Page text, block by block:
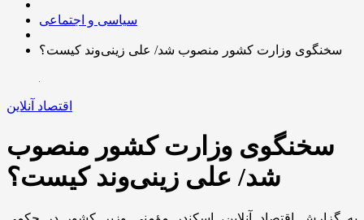
سیاسی و اجتماعی
سخنگوی وزارت کشور منصوب شد/ علی زینی‌وند کیست؟
اقتصاد آنلاین
سخنگوی وزارت کشور منصوب
شد/ علی زینی‌وند کیست؟